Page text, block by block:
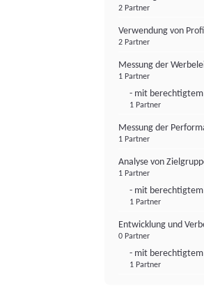
2 Partner
Verwendung von
2 Partner
Messung der
1 Partner
- mit
1 Partner
Messung der
1 Partner
Analyse von
1 Partner
- mit
1 Partner
Entwicklung und
0 Partner
- mit
1 Partner